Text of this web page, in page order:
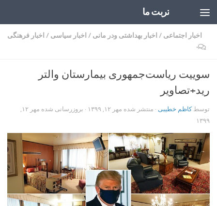
تربت ما
اخبار اجتماعی / اخبار بهداشتی ودر مانی / اخبار سیاسی / اخبار فرهنگی
۰
سوییت ریاست‌جمهوری بیمارستان والتر
رید+تصاویر
توسطکاظم خطیبی · منتشر شده مهر ۱۲, ۱۳۹۹ · بروزرسانی شده
مهر ۱۲,
۱۳۹۹